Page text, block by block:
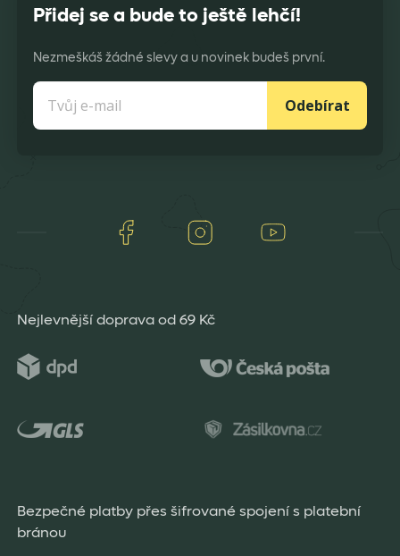
Přidej se a bude to ještě lehčí!
Nezmeškáš žádné slevy a u novinek budeš první.
Odebírat
Facebook Instagram
Nejlevnější doprava od 69 Kč
Bezpečné platby přes šifrované spojení s platební
bránou